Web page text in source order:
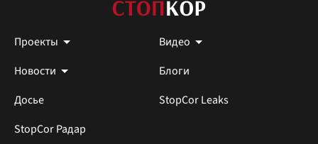
Проекты
Видео
Новости
Блоги
Досье
StopCor Leaks
StopCor Радар